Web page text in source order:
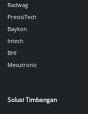
Radwag
PresisiTech
Baykon
Intech
BHI
Mesutronic
Solusi Timbangan